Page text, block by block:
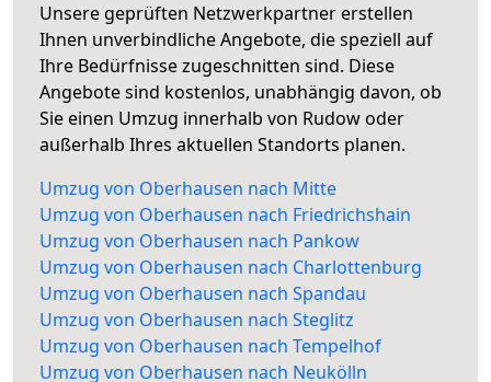
Unsere geprüften Netzwerkpartner erstellen
Ihnen unverbindliche Angebote, die speziell auf
Ihre Bedürfnisse zugeschnitten sind. Diese
Angebote sind kostenlos, unabhängig davon, ob
Sie einen Umzug innerhalb von Rudow oder
außerhalb Ihres aktuellen Standorts planen.
Umzug von Oberhausen nach Mitte
Umzug von Oberhausen nach Friedrichshain
Umzug von Oberhausen nach Pankow
Umzug von Oberhausen nach Charlottenburg
Umzug von Oberhausen nach Spandau
Umzug von Oberhausen nach Steglitz
Umzug von Oberhausen nach Tempelhof
Umzug von Oberhausen nach Neukölln